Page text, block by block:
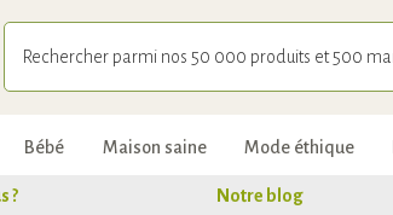
Bébé Maison saine Mode éthique
? Notre blog